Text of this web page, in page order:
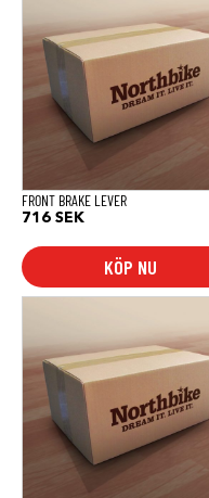
FRONT BRAKE LEVER
716 SEK
KÖP NU